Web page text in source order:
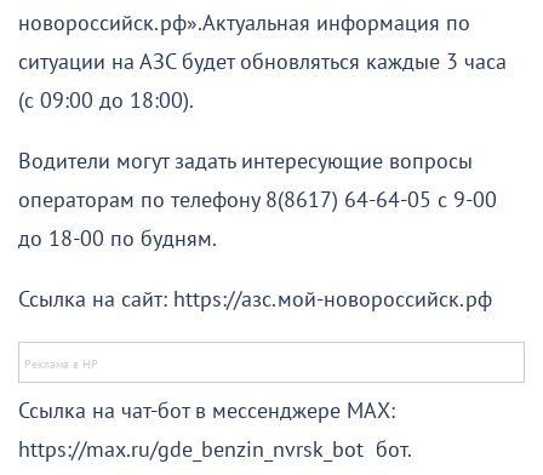
новороссийск.рф».Актуальная информация по
ситуации на АЗС будет обновляться каждые 3 часа
(с 09:00 до 18:00).
Водители могут задать интересующие вопросы
операторам по телефону 8(8617) 64-64-05 с 9-00
до 18-00 по будням.
Ссылка на сайт: https://азс.мой-новороссийск.рф
Ссылка на чат-бот в мессенджере МАХ:
https://max.ru/gde_benzin_nvrsk_bot бот.